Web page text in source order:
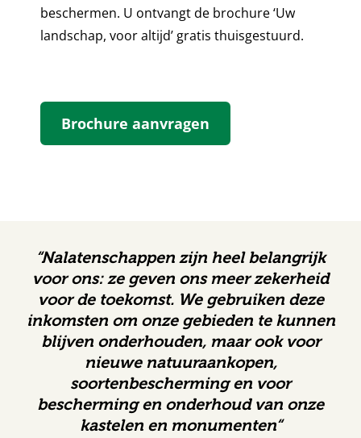
beschermen. U ontvangt de brochure ‘Uw
landschap, voor altijd’ gratis thuisgestuurd.
Brochure aanvragen
“Nalatenschappen zijn heel belangrijk
voor ons: ze geven ons meer zekerheid
voor de toekomst. We gebruiken deze
inkomsten om onze gebieden te kunnen
blijven onderhouden, maar ook voor
nieuwe natuuraankopen,
soortenbescherming en voor
bescherming en onderhoud van onze
kastelen en monumenten“